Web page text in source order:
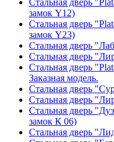
замок Y12)
Стальная дверь
замок Y23)
Стальная дверь
Стальная дверь
Стальная дверь
Заказная модель.
Стальная дверь
Стальная дверь
Стальная дверь
замок К 06)
Стальная дверь